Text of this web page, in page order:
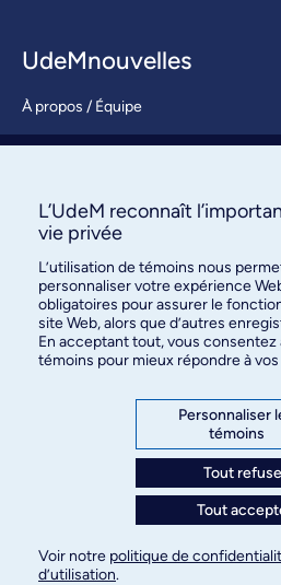
UdeMnouvelles
À propos / Équipe
S’abonner
des relations publiques
3744, rue Jean-Brillant, bureau 490
Montréal (Québec) H3T 1P1
Paramètres des témoins
L’UdeM reconnaît
vie privée
L’utilisation de témoins nous
personnaliser votre expérience
obligatoires pour assurer le
site Web, alors que d’autres
En acceptant tout, vous
témoins pour mieux répondre à
Personnaliser
témoins
Tout
Tout
Voir notre politique de
d’utilisation.